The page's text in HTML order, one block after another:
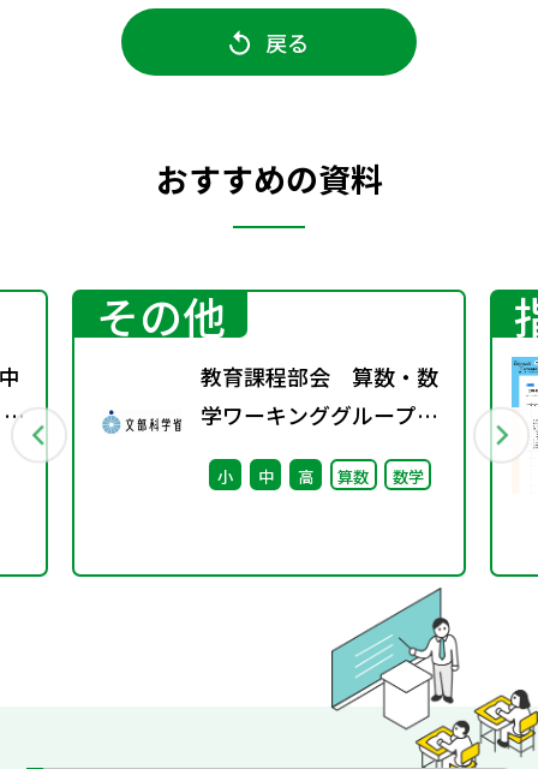
戻る
おすすめの資料
その他
教育課程部会 算数・数
学ワーキンググループ
（第3回） 配付資料
小 中 高 算数 数学